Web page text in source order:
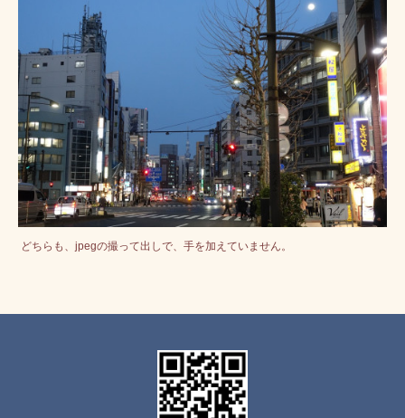
どちらも、jpegの撮って出しで、手を加えていません。